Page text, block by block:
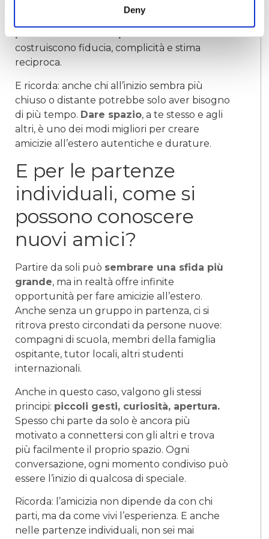
Deny
presente e disponibile. Spesso i legami più
costruiscono fiducia, complicità e stima
reciproca.
E ricorda: anche chi all’inizio sembra più
chiuso o distante potrebbe solo aver bisogno
di più tempo. Dare spazio, a te stesso e agli
altri, è uno dei modi migliori per creare
amicizie all’estero autentiche e durature.
E per le partenze
individuali, come si
possono conoscere
nuovi amici?
Partire da soli può sembrare una sfida più
grande, ma in realtà offre infinite
opportunità per fare amicizie all’estero.
Anche senza un gruppo in partenza, ci si
ritrova presto circondati da persone nuove:
compagni di scuola, membri della famiglia
ospitante, tutor locali, altri studenti
internazionali.
Anche in questo caso, valgono gli stessi
principi: piccoli gesti, curiosità, apertura.
Spesso chi parte da solo è ancora più
motivato a connettersi con gli altri e trova
più facilmente il proprio spazio. Ogni
conversazione, ogni momento condiviso può
essere l’inizio di qualcosa di speciale.
Ricorda: l’amicizia non dipende da con chi
parti, ma da come vivi l’esperienza. E anche
nelle partenze individuali, non sei mai